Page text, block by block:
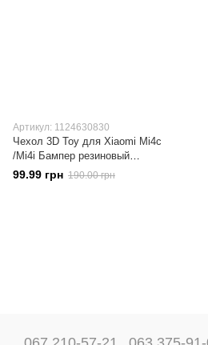
Артикул: 1124630830
Чехол 3D Toy для Xiaomi Mi4c
/Mi4i Бампер резиновый
Единорог White
99.99 грн 190.00 грн